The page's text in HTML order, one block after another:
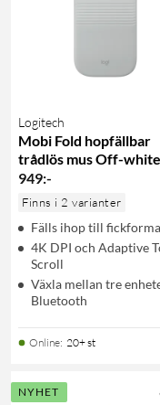
Logitech
Mobi Fold hopfällbar
trådlös mus Off-white
949:-
Finns i 2 varianter
Fälls ihop till
4K DPI och Adaptive
Scroll
Växla mellan tre
Bluetooth
Online: 20+ st
NYHET